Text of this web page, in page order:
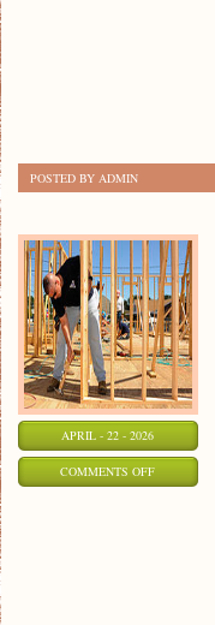
POSTED BY ADMIN
APRIL - 22 - 2026
COMMENTS OFFON